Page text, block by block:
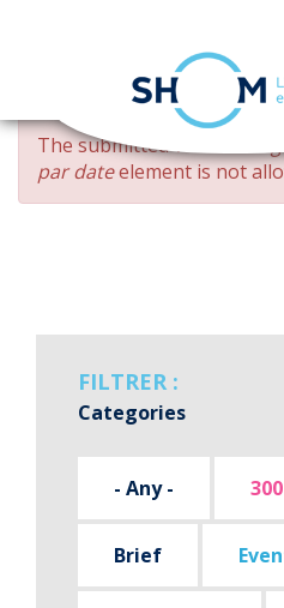
Skip
main
content
ERROR
MESSAGE
The submitted value
par dateelement is not
FILTRER :
Categories
- Any -
Brief